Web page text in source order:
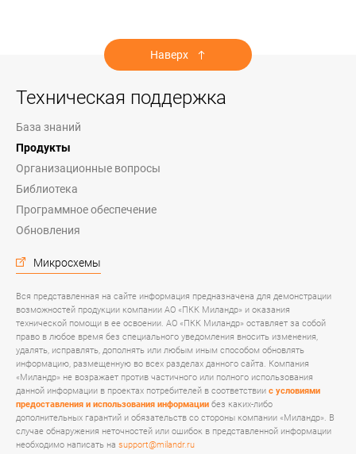
Наверх
Техническая поддержка
База знаний
Продукты
Организационные вопросы
Библиотека
Программное обеспечение
Обновления
Микросхемы
Вся представленная на сайте информация предназначена для демонстрации
возможностей продукции компании АО «ПКК Миландр» и оказания
технической помощи в ее освоении. АО «ПКК Миландр» оставляет за собой
право в любое время без специального уведомления вносить изменения,
удалять, исправлять, дополнять или любым иным способом обновлять
информацию, размещенную во всех разделах данного сайта. Компания
«Миландр» не возражает против частичного или полного использования
данной информации в проектах потребителей в соответствии с условиями
предоставления и использования информации без каких-либо
дополнительных гарантий и обязательств со стороны компании «Миландр». В
случае обнаружения неточностей или ошибок в представленной информации
необходимо написать на support@milandr.ru